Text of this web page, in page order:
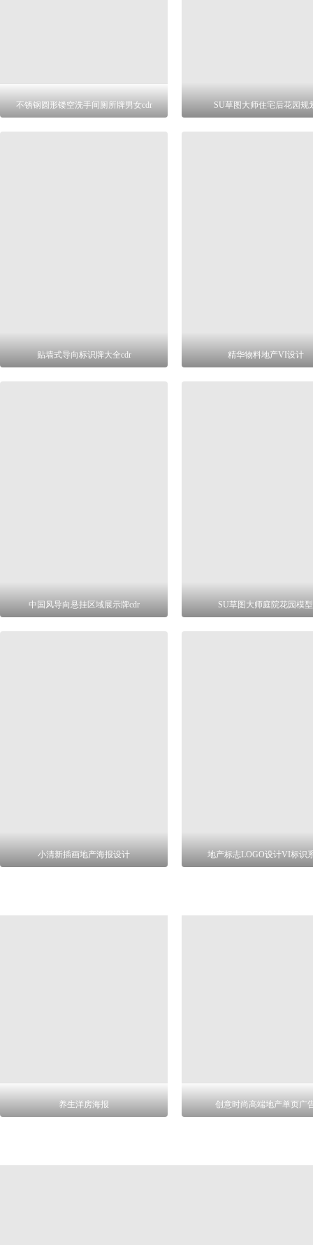
不锈钢圆形镂空洗手间厕所牌男女cdr SU草图大师住宅后花园规
贴墙式导向标识牌大全cdr 精华物料地产VI设计
中国风导向悬挂区域展示牌cdr SU草图大师庭院花园模型
小清新插画地产海报设计 地产标志LOGO设计VI标识
养生洋房海报 创意时尚高端地产单页广